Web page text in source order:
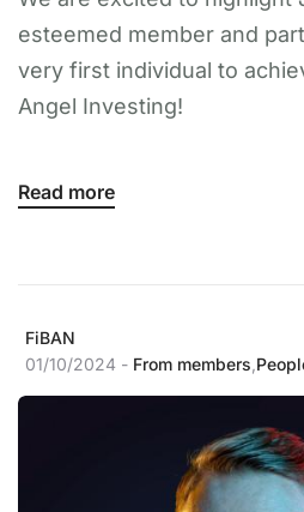
esteemed member and
very first individual to
Angel Investing!
Read more
FiBAN
01/10/2024 - From members